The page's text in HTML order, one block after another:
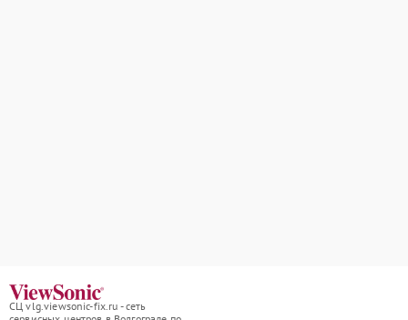
СЦ vlg.viewsonic-fix.ru - сеть